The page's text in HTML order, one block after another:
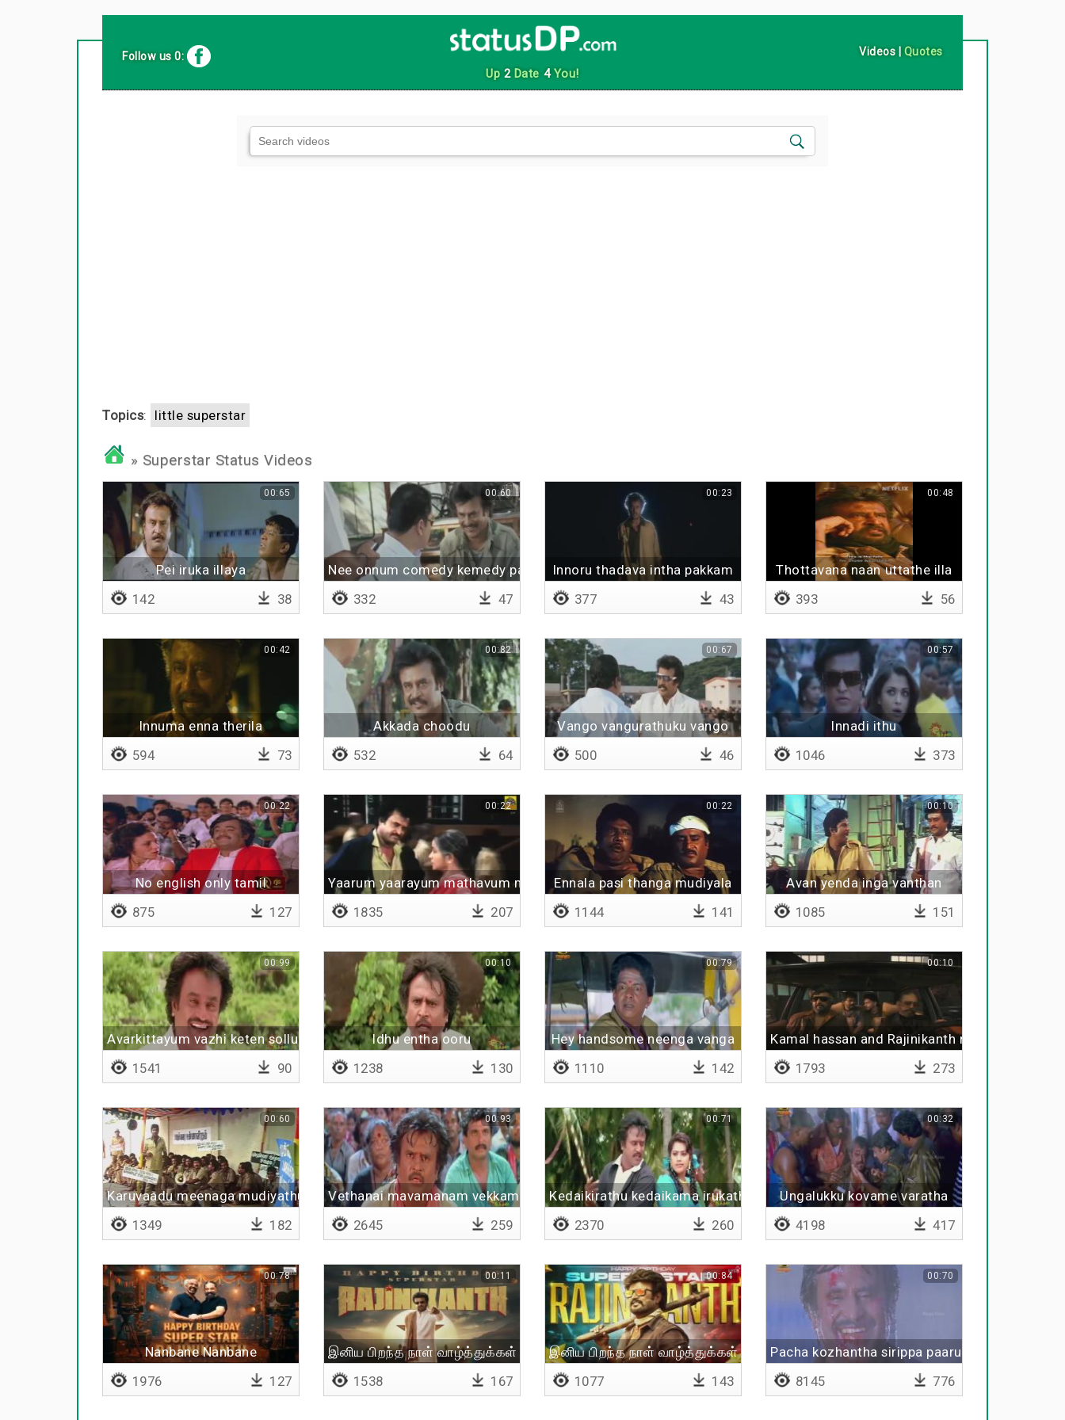
Up 2Date 4You!
Follow us 0: Videos | Quotes
Topics: little superstar
» Superstar Status Videos
Pei iruka illaya
00:65
142 38
Nee onnum comedy kemedy panliye
00:60
332 47
Innoru thadava intha pakkam
00:23
377 43
Thottavana naan uttathe illa
00:48
393 56
Innuma enna therila
00:42
594 73
Akkada choodu
00:82
532 64
Vango vangurathuku vango
00:67
500 46
Innadi ithu
00:57
1046 373
No english only tamil
00:22
875 127
Yaarum yaarayum mathavum mudiyathu
00:22
1835 207
Ennala pasi thanga mudiyala
00:22
1144 141
Avan yenda inga vanthan
00:10
1085 151
Avarkittayum vazhi keten sollu sollu
00:99
1541 90
Idhu entha ooru
00:10
1238 130
Hey handsome neenga vanga
00:79
1110 142
Kamal hassan and Rajinikanth reunion
00:10
1793 273
Karuvaadu meenaga mudiyathu
00:60
1349 182
Vethanai mavamanam vekkam
00:93
2645 259
Kedaikirathu kedaikama irukathu
00:71
2370 260
Ungalukku kovame varatha
00:32
4198 417
Nanbane Nanbane
00:78
1976 127
இனிய பிறந்த நாள் வாழ்த்துக்கள் தலைவா
00:11
1538 167
இனிய பிறந்த நாள் வாழ்த்துக்கள் சூப்பர் ஸ்டார் ரஜினிகாந்த்
00:84
1077 143
Pacha kozhantha sirippa paaru
00:70
8145 776